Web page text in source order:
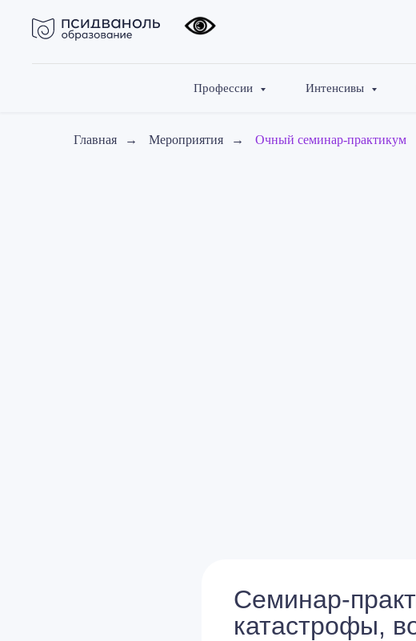
Профессии Интенсивы
Главная → Мероприятия → Очный семинар-практикум
Cеминар-
катастрофы,